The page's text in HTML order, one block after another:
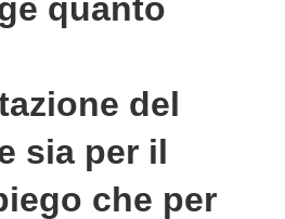
quanto
del
sia per il
che per